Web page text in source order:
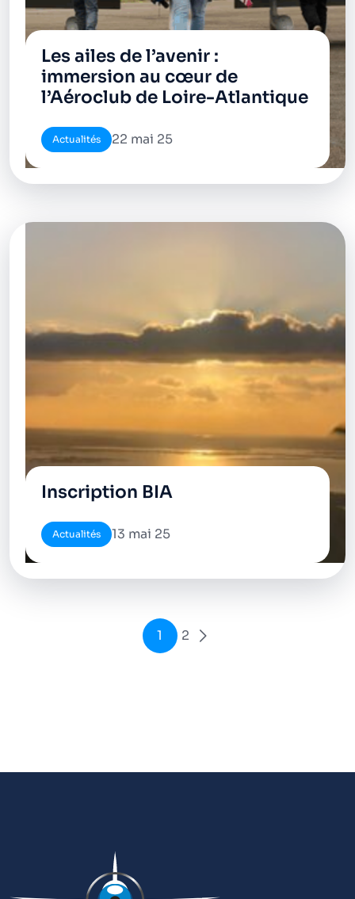
Les ailes de l’avenir :
immersion au cœur de
l’Aéroclub de Loire-Atlantique
Actualités 22 mai 25
Inscription BIA
Actualités 13 mai 25
1 2